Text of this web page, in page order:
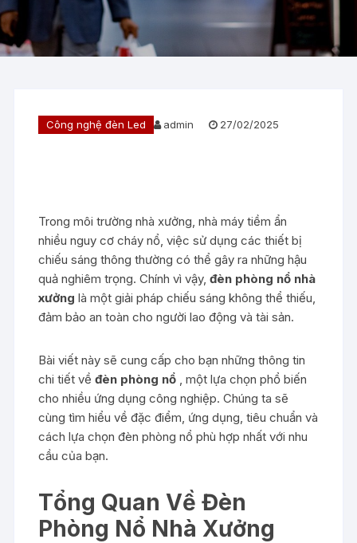
Công nghệ đèn Led admin 27/02/2025
Trong môi trường nhà xưởng, nhà máy tiềm ẩn
nhiều nguy cơ cháy nổ, việc sử dụng các thiết bị
chiếu sáng thông thường có thể gây ra những hậu
quả nghiêm trọng. Chính vì vậy,đèn phòng nổ nhà
xưởng là một giải pháp chiếu sáng không thể thiếu,
đảm bảo an toàn cho người lao động và tài sản.
Bài viết này sẽ cung cấp cho bạn những thông tin
chi tiết vềđèn phòng nổ , một lựa chọn phổ biến
cho nhiều ứng dụng công nghiệp. Chúng ta sẽ
cùng tìm hiểu về đặc điểm, ứng dụng, tiêu chuẩn và
cách lựa chọn đèn phòng nổ phù hợp nhất với nhu
cầu của bạn.
Tổng Quan Về Đèn
Phòng Nổ Nhà Xưởng